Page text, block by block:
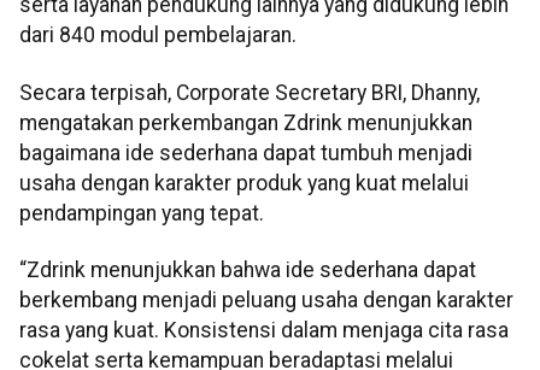
serta layanan pendukung lainnya yang didukung lebih
dari 840 modul pembelajaran.
Secara terpisah, Corporate Secretary BRI, Dhanny,
mengatakan perkembangan Zdrink menunjukkan
bagaimana ide sederhana dapat tumbuh menjadi
usaha dengan karakter produk yang kuat melalui
pendampingan yang tepat.
“Zdrink menunjukkan bahwa ide sederhana dapat
berkembang menjadi peluang usaha dengan karakter
rasa yang kuat. Konsistensi dalam menjaga cita rasa
cokelat serta kemampuan beradaptasi melalui